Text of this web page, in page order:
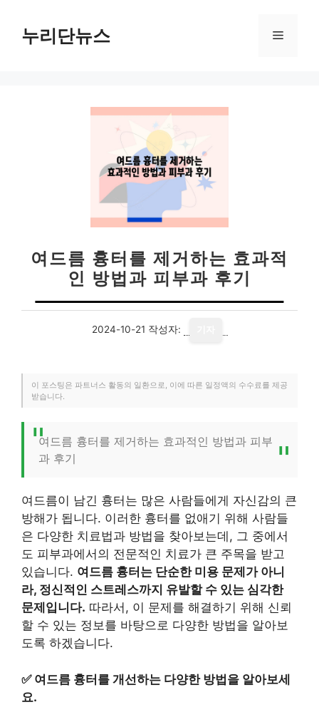
누리단뉴스 메
여드름 흉터를 제거하는 효과적
인 방법과 피부과 후기
2024-10-21 작성자:
이 포스팅은 파트너스 활동의 일환으로, 이에 따른 일정액의 수수료를 제공
받습니다.
여드름 흉터를 제거하는 효과적인 방법과 피부
과 후기
여드름이 남긴 흉터는 많은 사람들에게 자신감의 큰
방해가 됩니다. 이러한 흉터를 없애기 위해 사람들
은 다양한 치료법과 방법을 찾아보는데, 그 중에서
도 피부과에서의 전문적인 치료가 큰 주목을 받고
있습니다. 여드름 흉터는 단순한 미용 문제가 아니
라, 정신적인 스트레스까지 유발할 수 있는 심각한
문제입니다. 따라서, 이 문제를 해결하기 위해 신뢰
할 수 있는 정보를 바탕으로 다양한 방법을 알아보
도록 하겠습니다.
✅ 여드름 흉터를 개선하는 다양한 방법을 알아보세
요.